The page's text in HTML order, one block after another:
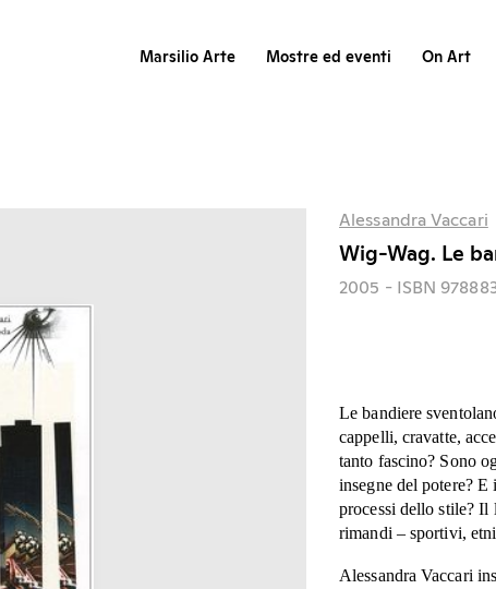
Marsilio Arte Mostre ed eventi On Art
Alessandra Vaccari
Wig-Wag. Le
2005 - ISBN
Le bandiere
cappelli, cravatte,
tanto fascino? Sono
insegne del potere?
processi dello stile? Il
rimandi – sportivi,
Alessandra Vaccari